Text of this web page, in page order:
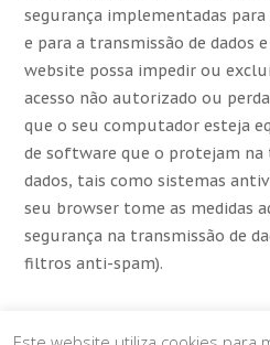
segurança implementadas
e para a transmissão de dados
website possa impedir ou
acesso não autorizado ou
que o seu computador esteja
de software que o protejam na
dados, tais como sistemas
seu browser tome as medidas
segurança na transmissão de
filtros anti-spam).